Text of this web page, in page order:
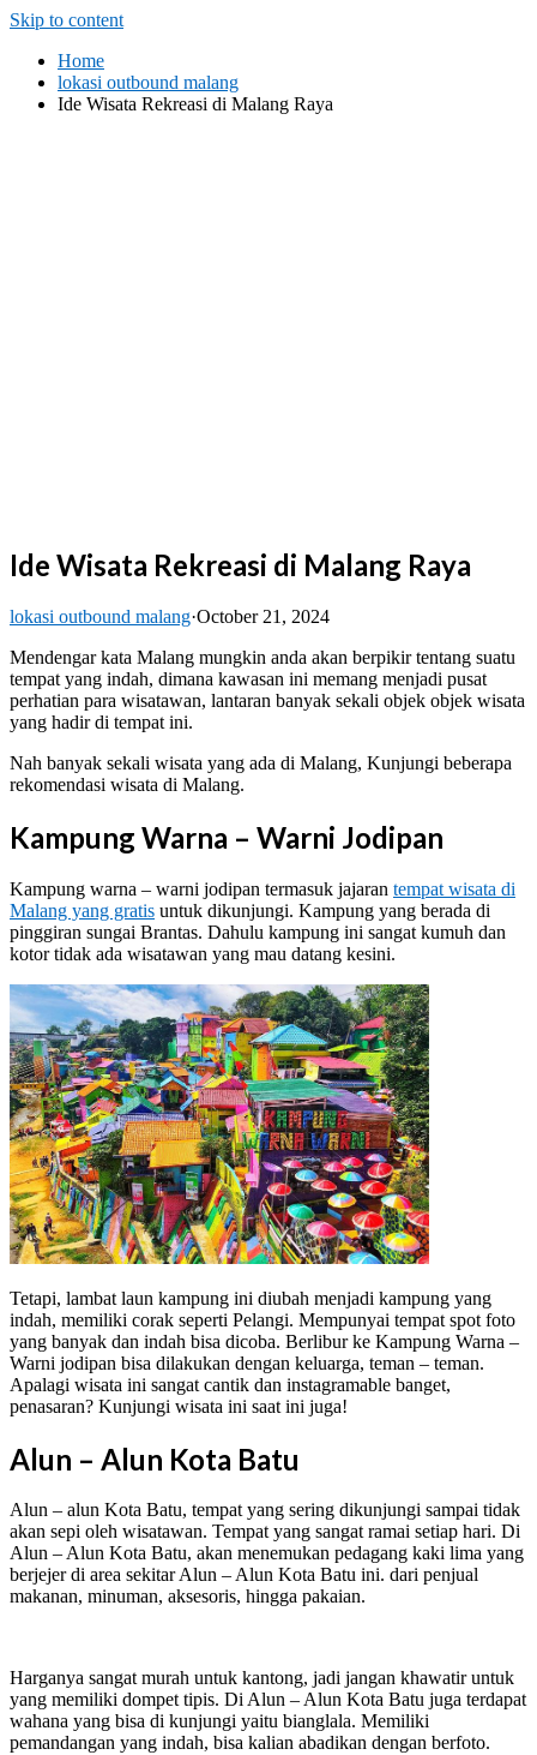
Skip to content
Home
lokasi outbound malang
Ide Wisata Rekreasi di Malang Raya
Ide Wisata Rekreasi di Malang Raya
lokasi outbound malang·October 21, 2024
Mendengar kata Malang mungkin anda akan berpikir tentang suatu
tempat yang indah, dimana kawasan ini memang menjadi pusat
perhatian para wisatawan, lantaran banyak sekali objek objek wisata
yang hadir di tempat ini.
Nah banyak sekali wisata yang ada di Malang, Kunjungi beberapa
rekomendasi wisata di Malang.
Kampung Warna – Warni Jodipan
Kampung warna – warni jodipan termasuk jajaran tempat wisata di
Malang yang gratis untuk dikunjungi. Kampung yang berada di
pinggiran sungai Brantas. Dahulu kampung ini sangat kumuh dan
kotor tidak ada wisatawan yang mau datang kesini.
Tetapi, lambat laun kampung ini diubah menjadi kampung yang
indah, memiliki corak seperti Pelangi. Mempunyai tempat spot foto
yang banyak dan indah bisa dicoba. Berlibur ke Kampung Warna –
Warni jodipan bisa dilakukan dengan keluarga, teman – teman.
Apalagi wisata ini sangat cantik dan instagramable banget,
penasaran? Kunjungi wisata ini saat ini juga!
Alun – Alun Kota Batu
Alun – alun Kota Batu, tempat yang sering dikunjungi sampai tidak
akan sepi oleh wisatawan. Tempat yang sangat ramai setiap hari. Di
Alun – Alun Kota Batu, akan menemukan pedagang kaki lima yang
berjejer di area sekitar Alun – Alun Kota Batu ini. dari penjual
makanan, minuman, aksesoris, hingga pakaian.
Harganya sangat murah untuk kantong, jadi jangan khawatir untuk
yang memiliki dompet tipis. Di Alun – Alun Kota Batu juga terdapat
wahana yang bisa di kunjungi yaitu bianglala. Memiliki
pemandangan yang indah, bisa kalian abadikan dengan berfoto.